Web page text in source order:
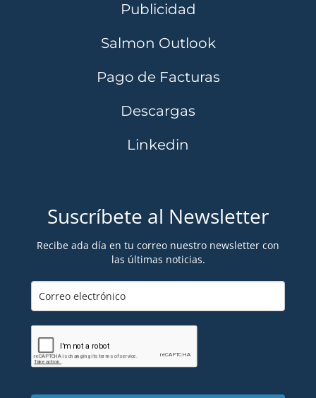
Publicidad
Salmon Outlook
Pago de Facturas
Descargas
Linkedin
Suscríbete al Newsletter
Recibe ada día en tu correo nuestro newsletter con
las últimas noticias.